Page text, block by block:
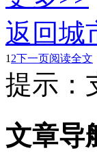
返回城
1 2下一页阅读全文
提示：
文章导